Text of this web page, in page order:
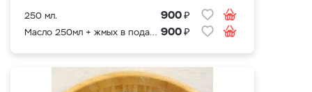
250 мл. 900₽
Масло 250мл + жмых в подарок 900₽